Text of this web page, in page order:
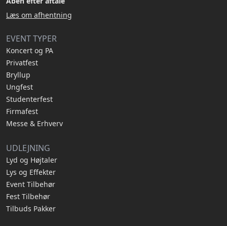
Læs om afhentning
EVENT TYPER
Koncert og PA
Privatfest
Bryllup
Ungfest
Studenterfest
Firmafest
Messe & Erhverv
UDLEJNING
Lyd og Højtaler
Lys og Effekter
Event Tilbehør
Fest Tilbehør
Tilbuds Pakker